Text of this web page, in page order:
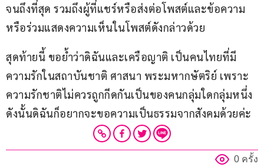
จนถึงที่สุด รวมถึงผู้ที่แชร์หรือส่งต่อโพสต์และข้อความ
หรือร่วมแสดงความเห็นในโพสต์ดังกล่าวด้วย
สุดท้ายนี้ ขอย้ำว่าดิฉันและเครือญาติ เป็นคนไทยที่มี
ความรักในสถาบันชาติ ศาสนา พระมหากษัตริย์ เพราะ
ความรักชาติไม่ควรถูกกีดกันเป็นของคนกลุ่มใดกลุ่มหนึ่ง
ดังนั้นดิฉันก็อยากจะขอความเป็นธรรมจากสังคมด้วยค่ะ
0 ครั้ง